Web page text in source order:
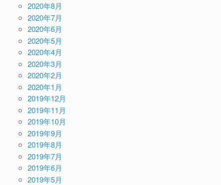
2020年8月
2020年7月
2020年6月
2020年5月
2020年4月
2020年3月
2020年2月
2020年1月
2019年12月
2019年11月
2019年10月
2019年9月
2019年8月
2019年7月
2019年6月
2019年5月